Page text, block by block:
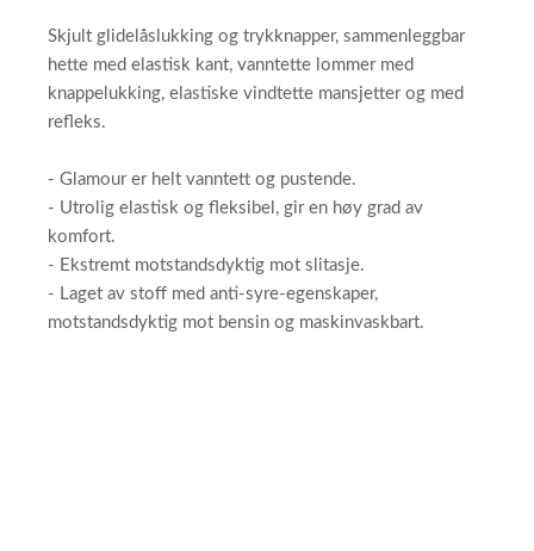
Skjult glidelåslukking og trykknapper, sammenleggbar
hette med elastisk kant, vanntette lommer med
knappelukking, elastiske vindtette mansjetter og med
refleks.
- Glamour er helt vanntett og pustende.
- Utrolig elastisk og fleksibel, gir en høy grad av
komfort.
- Ekstremt motstandsdyktig mot slitasje.
- Laget av stoff med anti-syre-egenskaper,
motstandsdyktig mot bensin og maskinvaskbart.